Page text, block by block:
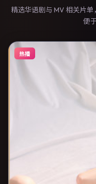
精选华语剧与 MV 相关片单
便
热播